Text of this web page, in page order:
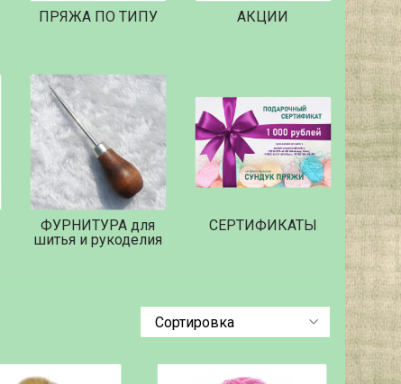
ПРЯЖА ПО ТИПУ АКЦИИ
ФУРНИТУРА для
шитья и рукоделия
СЕРТИФИКАТЫ